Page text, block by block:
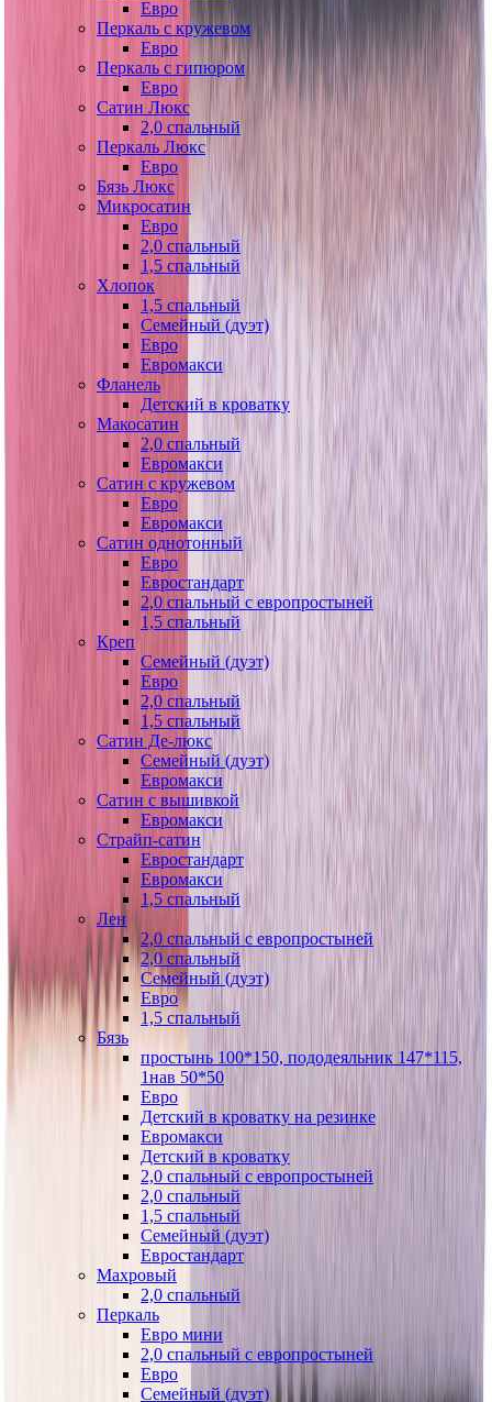
Евро
Перкаль с кружевом
Евро
Перкаль с гипюром
Евро
Сатин Люкс
2,0 спальный
Перкаль Люкс
Евро
Бязь Люкс
Микросатин
Евро
2,0 спальный
1,5 спальный
Хлопок
1,5 спальный
Семейный (дуэт)
Евро
Евромакси
Фланель
Детский в кроватку
Макосатин
2,0 спальный
Евромакси
Сатин с кружевом
Евро
Евромакси
Сатин однотонный
Евро
Евростандарт
2,0 спальный с европростыней
1,5 спальный
Креп
Семейный (дуэт)
Евро
2,0 спальный
1,5 спальный
Сатин Де-люкс
Семейный (дуэт)
Евромакси
Сатин с вышивкой
Евромакси
Страйп-сатин
Евростандарт
Евромакси
1,5 спальный
Лен
2,0 спальный с европростыней
2,0 спальный
Семейный (дуэт)
Евро
1,5 спальный
Бязь
простынь 100*150, пододеяльник 147*115,
1нав 50*50
Евро
Детский в кроватку на резинке
Евромакси
Детский в кроватку
2,0 спальный с европростыней
2,0 спальный
1,5 спальный
Семейный (дуэт)
Евростандарт
Махровый
2,0 спальный
Перкаль
Евро мини
2,0 спальный с европростыней
Евро
Семейный (дуэт)